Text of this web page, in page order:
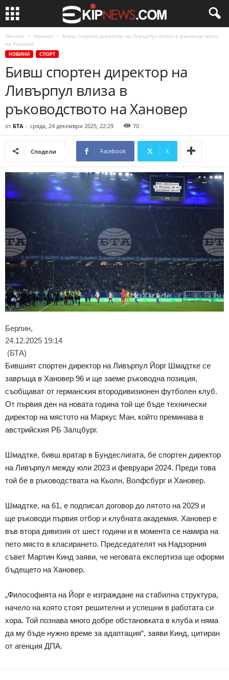
Начало Новини
Бивш спортен директор на Ливърпул влиза в ръководството
на Хановер
НОВИНИ СПОРТ
Бивш спортен директор на
Ливърпул влиза в
ръководството на Хановер
от БТА - сряда, 24 декември 2025, 22:29 70
Сподели Facebook X
Берлин,
24.12.2025 19:14
(БТА)
Бившият спортен директор на Ливърпул Йорг Шмадтке се
завръща в Хановер 96 и ще заеме ръководна позиция,
съобщават от германския втородивизионен футболен клуб.
От първия ден на новата година той ще бъде технически
директор на мястото на Маркус Ман, който преминава в
австрийския РБ Залцбург.
Шмадтке, бивш вратар в Бундеслигата, бе спортен директор
на Ливърпул между юли 2023 и февруари 2024. Преди това
той бе в ръководствата на Кьолн, Волфсбург и Хановер.
Шмадтке, на 61, е подписал договор до лятото на 2029 и
ще ръководи първия отбор и клубната академия. Хановер е
във втора дивизия от шест години и в момента се намира на
пето място в класирането. Председателят на Надзорния
съвет Мартин Кинд заяви, че неговата експертиза ще оформи
бъдещето на Хановер.
„Философията на Йорг е изграждане на стабилна структура,
начело на която стоят решителни и успешни в работата си
хора. Той познава много добре обстановката в клуба и няма
да му бъде нужно време за адаптация“, заяви Кинд, цитиран
от агенция ДПА.